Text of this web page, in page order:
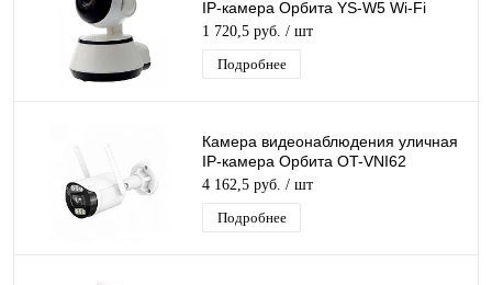
IP-камера Орбита YS-W5 Wi-Fi
камера 1.3 Mpix 3,6мм для дома и
др.
1 720,5 руб. / шт
Подробнее
Камера видеонаблюдения уличная
IP-камера Орбита OT-VNI62
Lan+Wi-Fi камера 5 Mpix 3,6мм для
дома и др
4 162,5 руб. / шт
Подробнее